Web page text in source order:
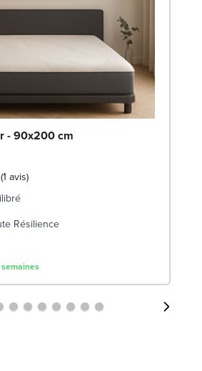
- 90x200 cm
1 avis
Résilience